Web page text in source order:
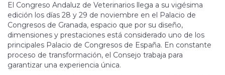
El Congreso Andaluz de Veterinarios llega a su vigésima
edición los días 28 y 29 de noviembre en el Palacio de
Congresos de Granada, espacio que por su diseño,
dimensiones y prestaciones está considerado uno de los
principales Palacio de Congresos de España. En constante
proceso de transformación, el Consejo trabaja para
garantizar una experiencia única.